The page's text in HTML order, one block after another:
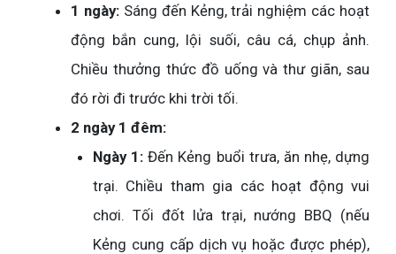
1 ngày:Sáng đến Kẻng, trải nghiệm các hoạt
động bắn cung, lội suối, câu cá, chụp ảnh.
Chiều thưởng thức đồ uống và thư giãn, sau
đó rời đi trước khi trời tối.
2 ngày 1 đêm:
Ngày 1: Đến Kẻng buổi trưa, ăn nhẹ, dựng
trại. Chiều tham gia các hoạt động vui
chơi. Tối đốt lửa trại, nướng BBQ (nếu
Kẻng cung cấp dịch vụ hoặc được phép),